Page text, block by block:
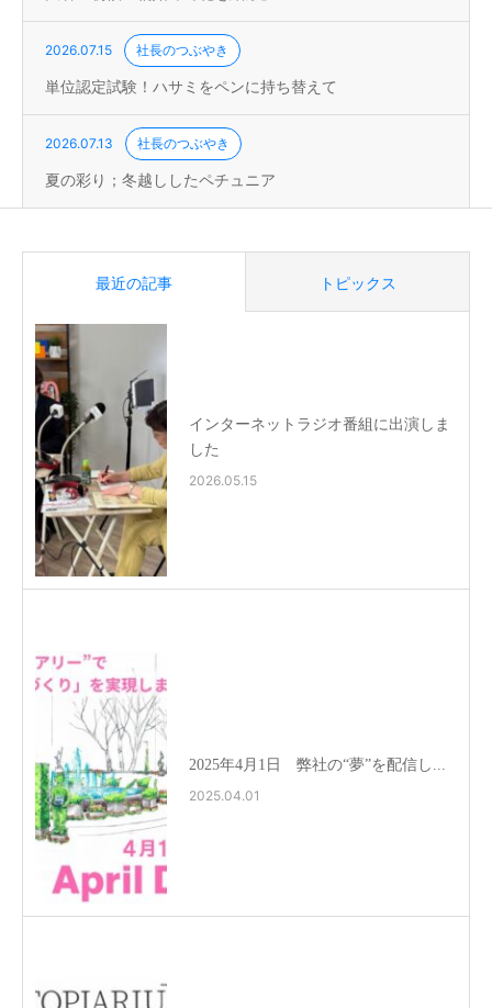
2026.07.15 社長のつぶやき
単位認定試験！ハサミをペンに持ち替えて
2026.07.13 社長のつぶやき
夏の彩り；冬越ししたペチュニア
最近の記事 トピックス
インターネットラジオ番組に出演しま
した
2026.05.15
2025年4月1日 弊社の“夢”を配信し...
2025.04.01